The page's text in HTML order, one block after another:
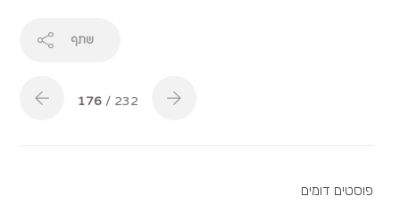
שתף
176 / 232
פוסטים דומים